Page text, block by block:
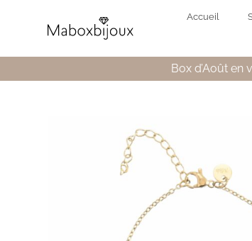
Accueil
Box d’Août